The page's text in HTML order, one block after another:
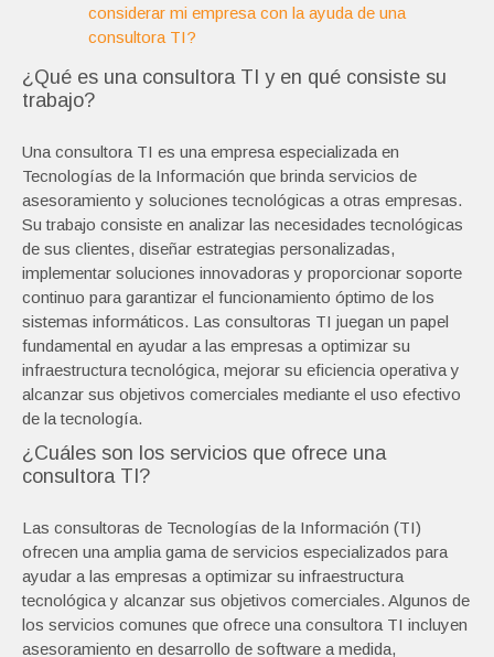
considerar mi empresa con la ayuda de una
consultora TI?
¿Qué es una consultora TI y en qué consiste su
trabajo?
Una consultora TI es una empresa especializada en
Tecnologías de la Información que brinda servicios de
asesoramiento y soluciones tecnológicas a otras empresas.
Su trabajo consiste en analizar las necesidades tecnológicas
de sus clientes, diseñar estrategias personalizadas,
implementar soluciones innovadoras y proporcionar soporte
continuo para garantizar el funcionamiento óptimo de los
sistemas informáticos. Las consultoras TI juegan un papel
fundamental en ayudar a las empresas a optimizar su
infraestructura tecnológica, mejorar su eficiencia operativa y
alcanzar sus objetivos comerciales mediante el uso efectivo
de la tecnología.
¿Cuáles son los servicios que ofrece una
consultora TI?
Las consultoras de Tecnologías de la Información (TI)
ofrecen una amplia gama de servicios especializados para
ayudar a las empresas a optimizar su infraestructura
tecnológica y alcanzar sus objetivos comerciales. Algunos de
los servicios comunes que ofrece una consultora TI incluyen
asesoramiento en desarrollo de software a medida,